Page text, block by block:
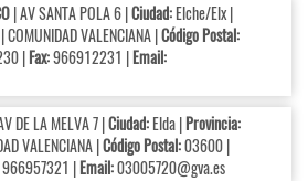
| AV SANTA POLA 6 |Ciudad:Elche/Elx |
VALENCIANA |Código Postal:
|Fax:966912231 |Email:
DE LA MELVA 7 |Ciudad:Elda |Provincia:
VALENCIANA |Código Postal:03600 |
966957321 |Email:03005720@gva.es